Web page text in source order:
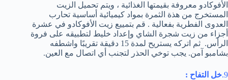
الأفوكادو معروفة بقيمتها الغذائية ، ويتم تحميل الزيت
المستخرج من هذة الثمرة بمواد كيميائية أساسية تحارب
العدوى الفطرية بفعالية . قم بتمييع زيت الأفوكادو في عشرة
أجزاء من زيت شجرة الشاي وإعداد خليط لتطبيقه على فروة
الرأس. ثم اتركه يستريح لمدة 15 دقيقة تقريبًا واشطفه
بشامبو آمن. يجب توخي الحذر لتجنب أي اتصال مع العين.
9. خل التفاح :